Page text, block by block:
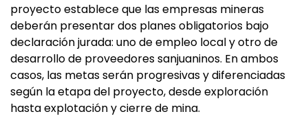
proyecto establece que las empresas mineras
deberán presentar dos planes obligatorios bajo
declaración jurada: uno de empleo local y otro de
desarrollo de proveedores sanjuaninos. En ambos
casos, las metas serán progresivas y diferenciadas
según la etapa del proyecto, desde exploración
hasta explotación y cierre de mina.